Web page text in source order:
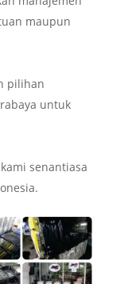
maupun
pilihan
untuk
senantiasa